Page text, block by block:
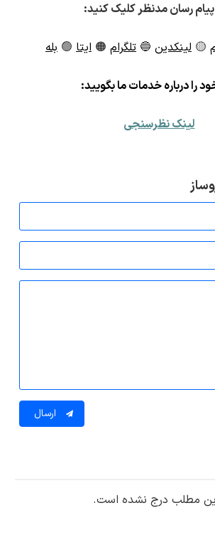
رسان مدنظر کلیک کنید:
🟡 لینکدین 🔵 تلگرام 🟠 ایتا 🟢 بله
را درباره خدمات ما بگویید:
لینک نظرسنجی
ارسال
مطلب درج نشده است.